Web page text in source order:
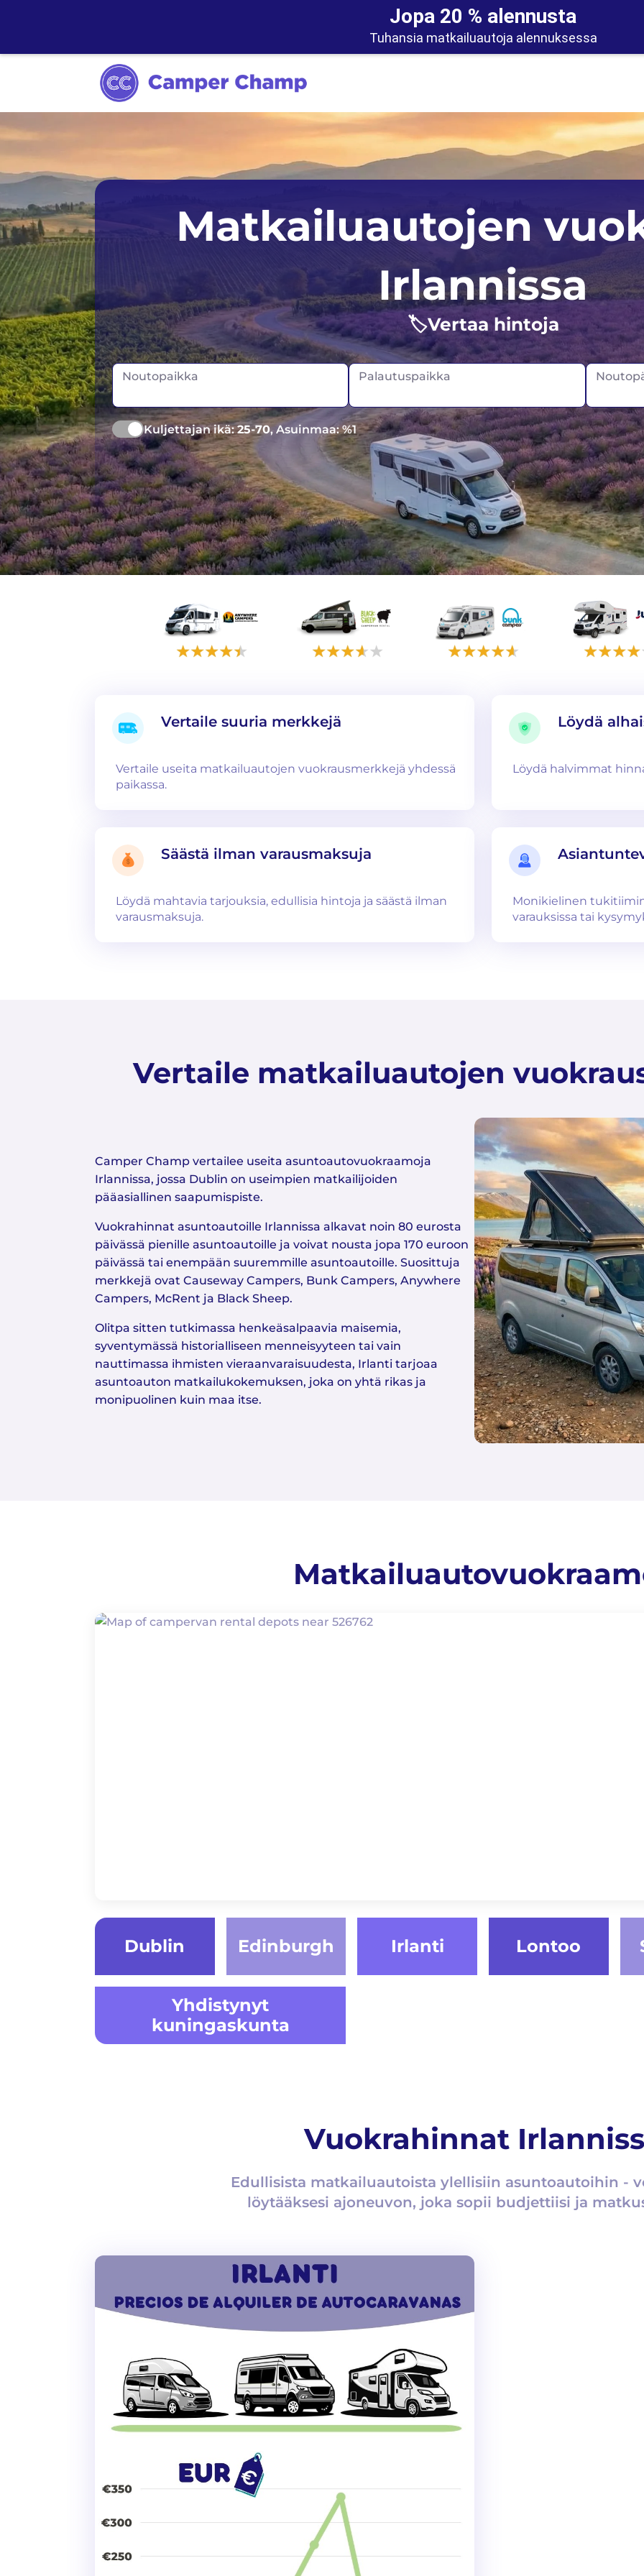
Jopa 20 % alennusta
Tuhansia matkailuautoja alennuksessa
Melbourne Christchurch Norja
Skotlanti
Saksa
Matkailuautojen
Irlannissa
🏷️Vertaa hintoja
Noutopaikka Palautuspaikka
Kuljettajan ikä:25-70, Asuinmaa: %1
Vertaile suuria merkkejä
Vertaile useita matkailuautojen vuokrausmerkkejä yhdessä
paikassa.
Löydä
Löydä halvimmat
Säästä ilman varausmaksuja
Löydä mahtavia tarjouksia, edullisia hintoja ja säästä ilman
varausmaksuja.
Monikielinen
varauksissa tai
Vertaile matkailuautojen
Camper Champ vertailee useita asuntoautovuokraamoja
Irlannissa, jossa Dublin on useimpien matkailijoiden
pääasiallinen saapumispiste.
Vuokrahinnat asuntoautoille Irlannissa alkavat noin 80 eurosta
päivässä pienille asuntoautoille ja voivat nousta jopa 170 euroon
päivässä tai enempään suuremmille asuntoautoille. Suosittuja
merkkejä ovat Causeway Campers, Bunk Campers, Anywhere
Campers, McRent ja Black Sheep.
Olitpa sitten tutkimassa henkeäsalpaavia maisemia,
syventymässä historialliseen menneisyyteen tai vain
nauttimassa ihmisten vieraanvaraisuudesta, Irlanti tarjoaa
asuntoauton matkailukokemuksen, joka on yhtä rikas ja
monipuolinen kuin maa itse.
Dublin Edinburgh Irlanti Lontoo
Yhdistynyt
kuningaskunta
Vuokrahinnat
Edullisista matkailuautoista ylellisiin asuntoautoihin -
löytääksesi ajoneuvon, joka sopii budjettiisi ja